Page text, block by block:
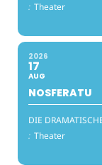
: Theater
2026
17
AUG
NOSFERATU
DIE
: Theater